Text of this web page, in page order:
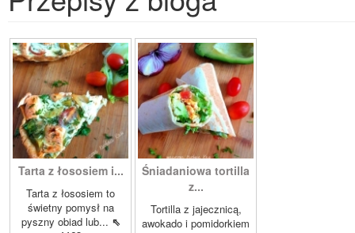
Tarta z łososiem i...
Tarta z łososiem to
świetny pomysł na
pyszny obiad lub... ⇖
Śniadaniowa tortilla
z...
Tortilla z jajecznicą,
awokado i pomidorkiem